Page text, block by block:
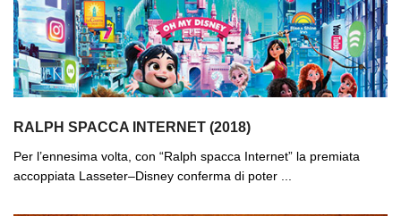
RALPH SPACCA INTERNET (2018)
Per l’ennesima volta, con “Ralph spacca Internet” la premiata
accoppiata Lasseter–Disney conferma di poter ...